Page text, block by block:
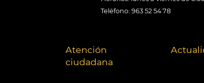
Teléfono: 963 52 54 78
Atención
ciudadana